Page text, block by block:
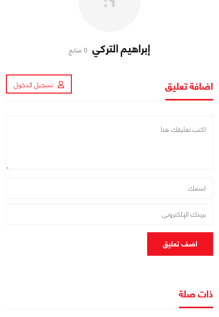
إبراهيم التركي 0 متابع
اضافة تعليق تسجيل الدخول
اضف تعليق
ذات صلة